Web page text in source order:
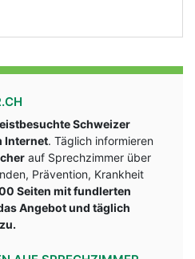
Schweizer
Internet. Täglich informieren
auf Sprechzimmer über
Prävention, Krankheit
Seiten mit fundlerten
Angebot und täglich